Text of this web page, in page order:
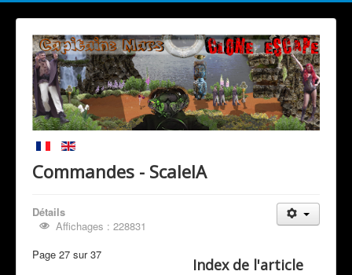
Commandes - ScaleIA
Détails
Affichages : 228831
Index de l'article
Page 27 sur 37